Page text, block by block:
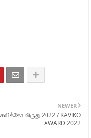
NEWER
கவிக்கோ விருது 2022 / KAVIKO
AWARD 2022